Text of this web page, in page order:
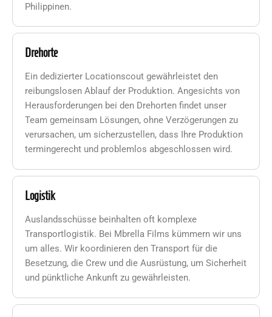
Philippinen.
Drehorte
Ein dedizierter Locationscout gewährleistet den
reibungslosen Ablauf der Produktion. Angesichts von
Herausforderungen bei den Drehorten findet unser
Team gemeinsam Lösungen, ohne Verzögerungen zu
verursachen, um sicherzustellen, dass Ihre Produktion
termingerecht und problemlos abgeschlossen wird.
Logistik
Auslandsschüsse beinhalten oft komplexe
Transportlogistik. Bei Mbrella Films kümmern wir uns
um alles. Wir koordinieren den Transport für die
Besetzung, die Crew und die Ausrüstung, um Sicherheit
und pünktliche Ankunft zu gewährleisten.